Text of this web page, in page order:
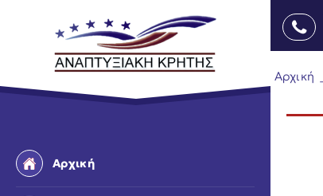
Αρχική
Αρχική